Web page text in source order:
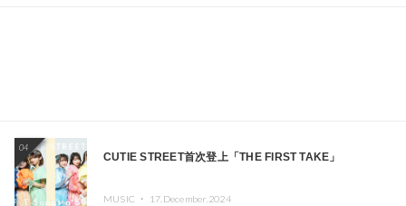
04
CUTIE STREET首次登上「THE FIRST TAKE」
MUSIC ・ 17.December.2024